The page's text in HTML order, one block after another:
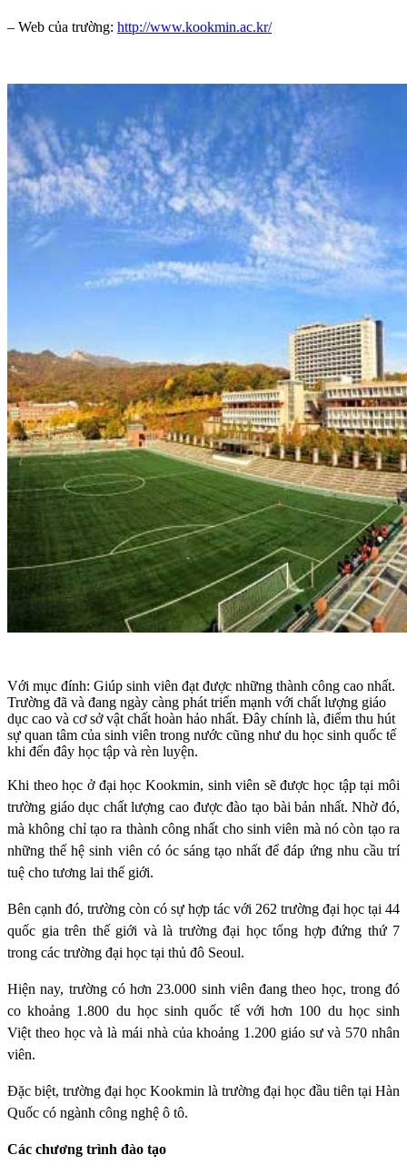
– Web của trường: http://www.kookmin.ac.kr/
Với mục đính: Giúp sinh viên đạt được những thành công cao nhất.
Trường đã và đang ngày càng phát triển mạnh với chất lượng giáo
dục cao và cơ sở vật chất hoàn hảo nhất. Đây chính là, điểm thu hút
sự quan tâm của sinh viên trong nước cũng như du học sinh quốc tế
khi đến đây học tập và rèn luyện.
Khi theo học ở đại học Kookmin, sinh viên sẽ được học tập tại môi
trường giáo dục chất lượng cao được đào tạo bài bản nhất. Nhờ đó,
mà không chỉ tạo ra thành công nhất cho sinh viên mà nó còn tạo ra
những thế hệ sinh viên có óc sáng tạo nhất để đáp ứng nhu cầu trí
tuệ cho tương lai thế giới.
Bên cạnh đó, trường còn có sự hợp tác với 262 trường đại học tại 44
quốc gia trên thế giới và là trường đại học tổng hợp đứng thứ 7
trong các trường đại học tại thủ đô Seoul.
Hiện nay, trường có hơn 23.000 sinh viên đang theo học, trong đó
co khoảng 1.800 du học sinh quốc tế với hơn 100 du học sinh
Việt theo học và là mái nhà của khoảng 1.200 giáo sư và 570 nhân
viên.
Đặc biệt, trường đại học Kookmin là trường đại học đầu tiên tại Hàn
Quốc có ngành công nghệ ô tô.
Các chương trình đào tạo